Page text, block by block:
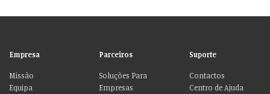
Empresa
Missão
Equipa
Parceiros
Soluções Para
Empresas
Suporte
Contactos
Centro de Ajuda